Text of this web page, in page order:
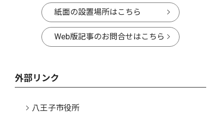
紙面の設置場所はこちら
Web版記事のお問合せはこちら
外部リンク
八王子市役所